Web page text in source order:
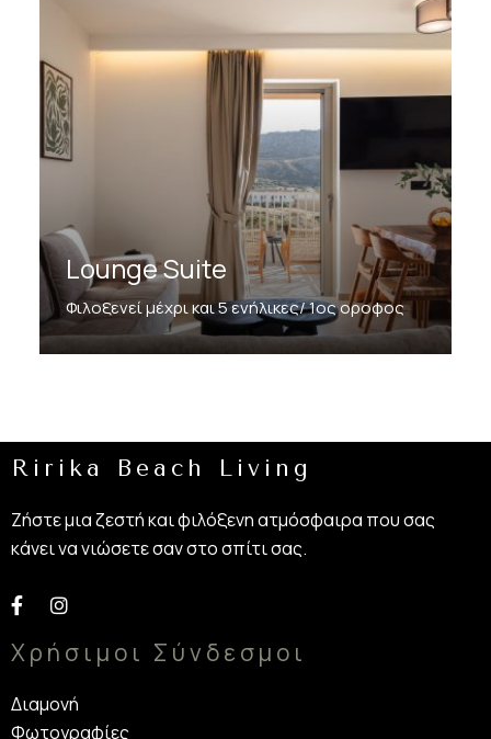
Lounge Suite
Φιλοξενεί μέχρι και 5 ενήλικες/ 1ος οροφος
Discover More
Ririka Beach Living
Ζήστε μια ζεστή και φιλόξενη ατμόσφαιρα που σας
κάνει να νιώσετε σαν στο σπίτι σας.
Χρήσιμοι Σύνδεσμοι
Διαμονή
Φωτογραφίες